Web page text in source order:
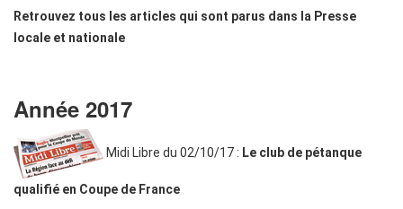
Retrouvez tous les articles qui sont parus dans la Presse
locale et nationale
Année 2017
Midi Libre du 02/10/17 : Le club de pétanque
qualifié en Coupe de France